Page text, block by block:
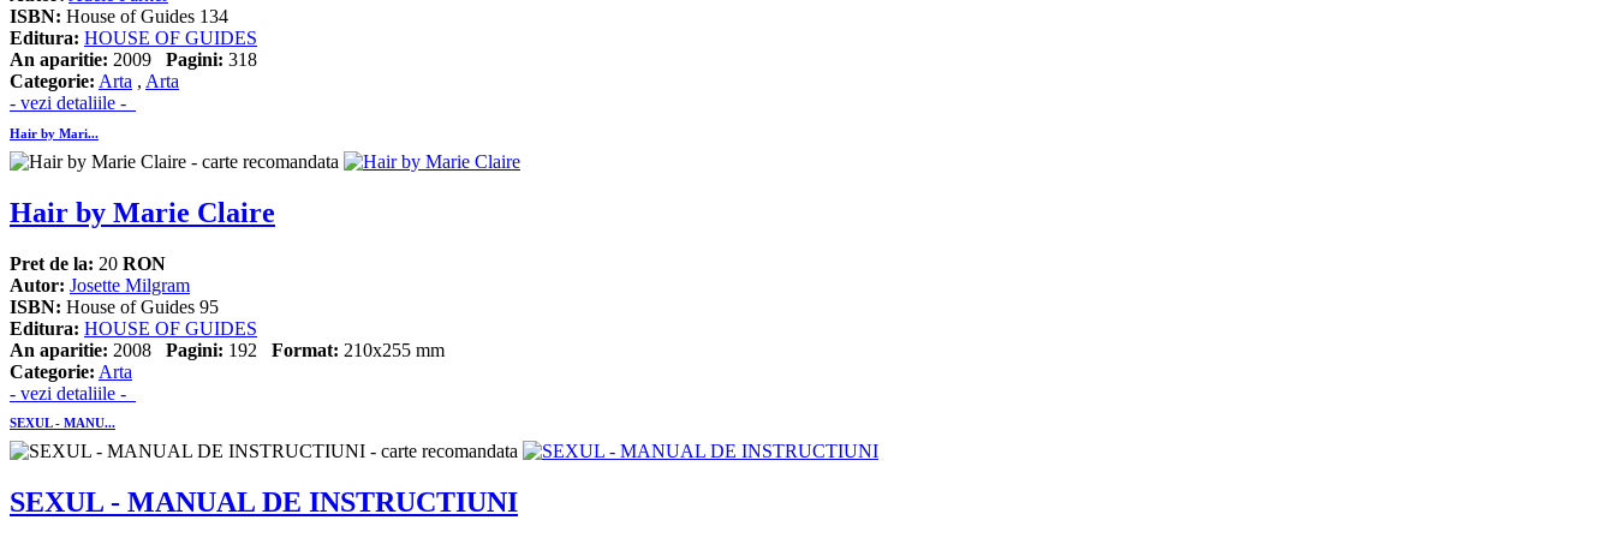
ISBN: House of Guides 134
Editura: HOUSE OF GUIDES
An aparitie: 2009 Pagini: 318
Categorie: Arta , Arta
- vezi detaliile -
Hair by Mari...
Hair by Marie Claire
Pret de la: 20 RON
Autor: Josette Milgram
ISBN: House of Guides 95
Editura: HOUSE OF GUIDES
An aparitie: 2008 Pagini: 192 Format: 210x255 mm
Categorie: Arta
- vezi detaliile -
SEXUL - MANU...
SEXUL - MANUAL DE INSTRUCTIUNI